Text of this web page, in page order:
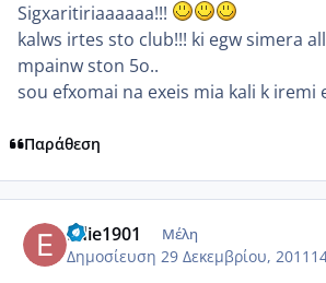
Sigxaritiriaaaaaa!!!
kalws irtes sto club!!! ki egw simera
mpainw ston 5o..
sou efxomai na exeis mia kali k iremi
Παράθεση
Edie1901 Μέλη
Δημοσίευση 29 Δεκεμβρίου, 2011